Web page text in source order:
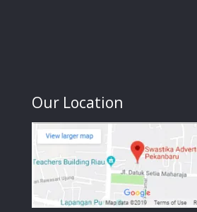
Our Location